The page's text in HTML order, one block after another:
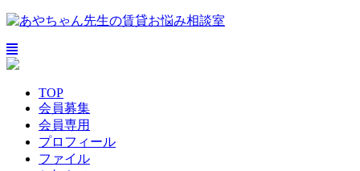
TOP
会員募集
会員専用
プロフィール
ファイル